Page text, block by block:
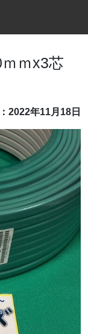
ｍx3芯
2022年11月18日